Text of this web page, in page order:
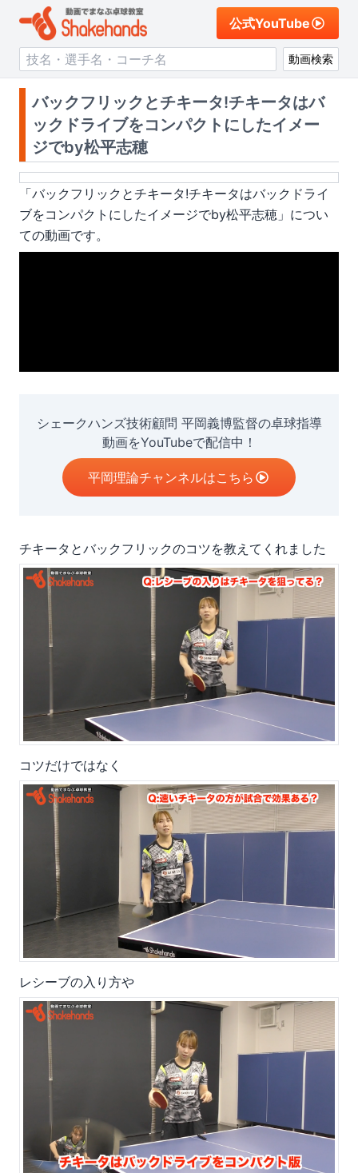
公式YouTube
動画検索
バックフリックとチキータ!チキータはバ
ックドライブをコンパクトにしたイメー
ジでby松平志穂
「バックフリックとチキータ!チキータはバックドライ
ブをコンパクトにしたイメージでby松平志穂 」につい
ての動画です。
シェークハンズ技術顧問 平岡義博監督の卓球指導
動画をYouTubeで配信中！
平岡理論チャンネルはこちら
チキータとバックフリックのコツを教えてくれました
コツだけではなく
レシーブの入り方や